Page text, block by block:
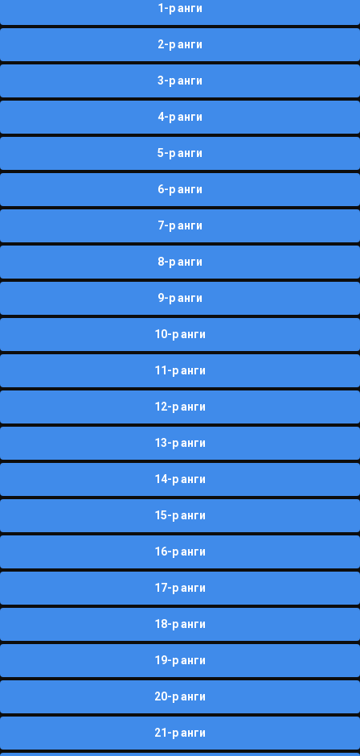
1-р анги
2-р анги
3-р анги
4-р анги
5-р анги
6-р анги
7-р анги
8-р анги
9-р анги
10-р анги
11-р анги
12-р анги
13-р анги
14-р анги
15-р анги
16-р анги
17-р анги
18-р анги
19-р анги
20-р анги
21-р анги